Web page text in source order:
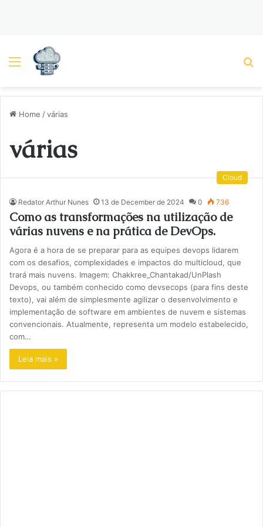
Menu
Home /várias
várias
Cloud
Redator Arthur Nunes 13 de December de 2024 0 736
Como as transformações na utilização de
várias nuvens e na prática de DevOps.
Agora é a hora de se preparar para as equipes devops lidarem
com os desafios, complexidades e impactos do multicloud, que
trará mais nuvens. Imagem: Chakkree_Chantakad/UnPlash
Devops, ou também conhecido como devsecops (para fins deste
texto), vai além de simplesmente agilizar o desenvolvimento e
implementação de software em ambientes de nuvem e sistemas
convencionais. Atualmente, representa um modelo estabelecido,
com…
Leia mais »